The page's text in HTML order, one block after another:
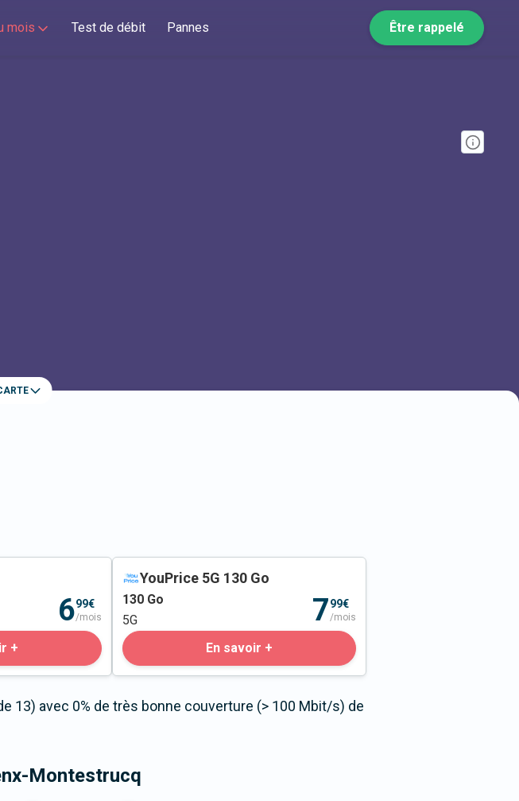
mois Test de débit Pannes Être rappelé
699€
/mois
+
YouPrice 5G 130 Go
130 Go
5G
799€
/mois
En savoir +
13) avec 0% de très bonne couverture (> 100 Mbit/s) de
Montestrucq